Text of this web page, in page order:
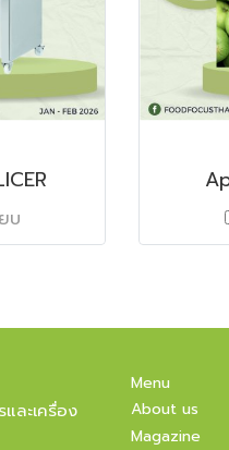
บ
ละเครื่อง
Menu
About us
Magazine